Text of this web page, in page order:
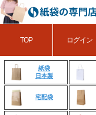
紙袋
日本製
宅配袋
TOP ログイン